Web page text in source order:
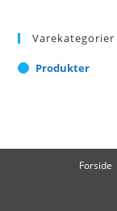
Varekategorier
Produkter
Forside